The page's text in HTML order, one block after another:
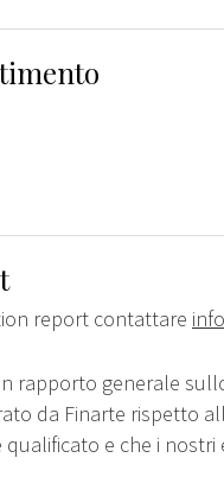
report contattare
rapporto generale
da Finarte rispetto
e che i